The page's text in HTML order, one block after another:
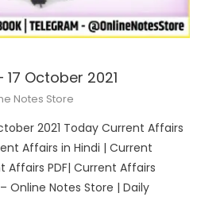
October 2021
Notes Store
2021 Today Current Affairs
Affairs in Hindi | Current
Affairs PDF| Current Affairs
Online Notes Store | Daily